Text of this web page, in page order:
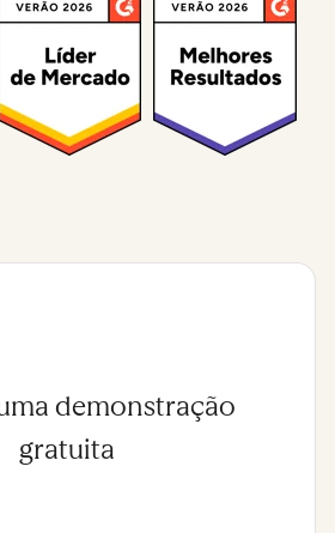
demonstração
gratuita